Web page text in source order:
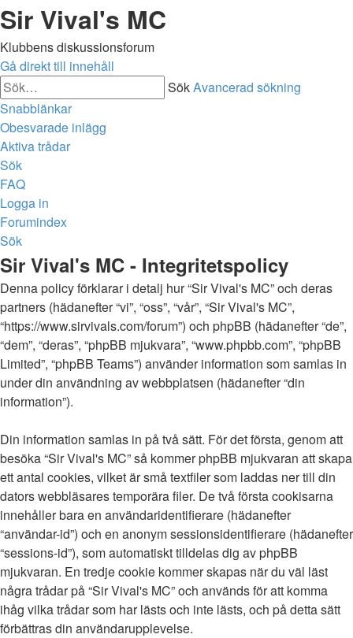
Sir Vival's MC
Klubbens diskussionsforum
Gå direkt till innehåll
SökAvancerad sökning
Snabblänkar
Obesvarade inlägg
Aktiva trådar
Sök
FAQ
Logga in
Forumindex
Sök
Sir Vival's MC - Integritetspolicy
Denna policy förklarar i detalj hur “Sir Vival's MC” och deras
partners (hädanefter “vi”, “oss”, “vår”, “Sir Vival's MC”,
“https://www.sirvivals.com/forum”) och phpBB (hädanefter “de”,
“dem”, “deras”, “phpBB mjukvara”, “www.phpbb.com”, “phpBB
Limited”, “phpBB Teams”) använder information som samlas in
under din användning av webbplatsen (hädanefter “din
information”).
Din information samlas in på två sätt. För det första, genom att
besöka “Sir Vival's MC” så kommer phpBB mjukvaran att skapa
ett antal cookies, vilket är små textfiler som laddas ner till din
dators webbläsares temporära filer. De två första cookisarna
innehåller bara en användaridentifierare (hädanefter
“användar-id”) och en anonym sessionsidentifierare (hädanefter
“sessions-id”), som automatiskt tilldelas dig av phpBB
mjukvaran. En tredje cookie kommer skapas när du väl läst
några trådar på “Sir Vival's MC” och används för att komma
ihåg vilka trådar som har lästs och inte lästs, och på detta sätt
förbättras din användarupplevelse.